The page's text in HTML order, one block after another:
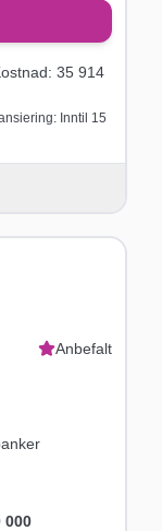
35 914
Inntil 15
Anbefalt
000